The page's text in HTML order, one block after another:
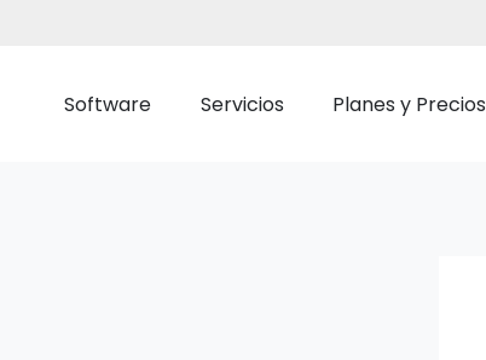
Software Servicios Planes y Precios